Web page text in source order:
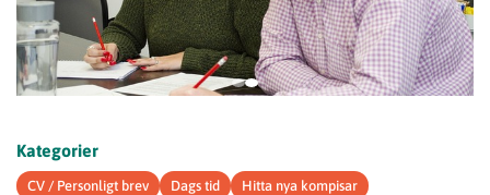
Kategorier
CV / Personligt brev Dags tid
Hitta nya kompisar